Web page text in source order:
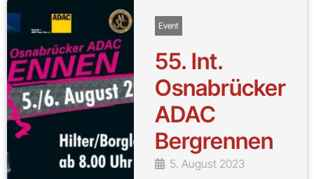
Event
55. Int.
Osnabrücker
ADAC
Bergrennen
5. August 2023